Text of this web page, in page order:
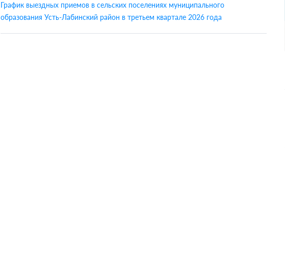
График выездных приемов в сельских поселениях муниципального
образования Усть-Лабинский район в третьем квартале 2026 года